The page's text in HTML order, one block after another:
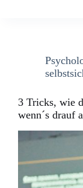
3 Tricks, wie
wenn´s drauf